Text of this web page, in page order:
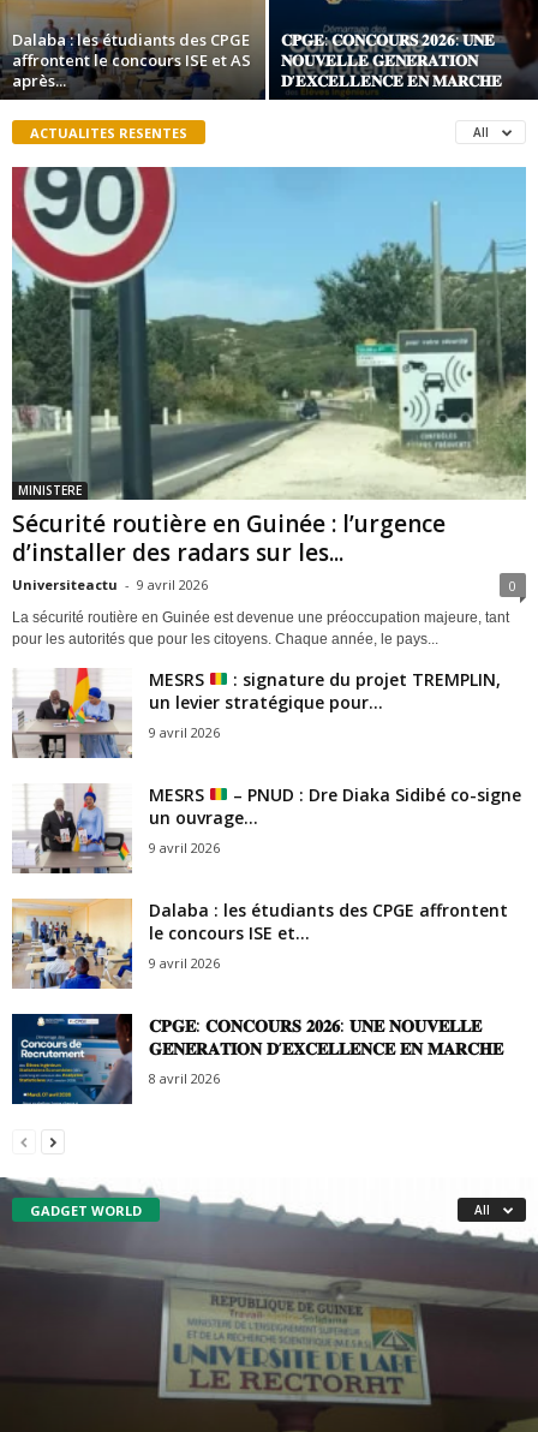
Dalaba : les étudiants des CPGE
affrontent le concours ISE et AS
après...
𝐂𝐏𝐆𝐄: 𝐂𝐎𝐍𝐂𝐎𝐔𝐑𝐒 𝟐𝟎𝟐𝟔: 𝐔𝐍𝐄
𝐍𝐎𝐔𝐕𝐄𝐋𝐋𝐄 𝐆𝐄́𝐍𝐄́𝐑𝐀𝐓𝐈𝐎𝐍
𝐃’𝐄𝐗𝐂𝐄𝐋𝐋𝐄𝐍𝐂𝐄 𝐄𝐍 𝐌𝐀𝐑𝐂𝐇𝐄
ACTUALITES RESENTES All
MINISTERE
Sécurité routière en Guinée : l’urgence
d’installer des radars sur les...
Universiteactu - 9 avril 2026 0
La sécurité routière en Guinée est devenue une préoccupation majeure, tant
pour les autorités que pour les citoyens. Chaque année, le pays...
MESRS
: signature du projet TREMPLIN,
un levier stratégique pour...
9 avril 2026
MESRS
– PNUD : Dre Diaka Sidibé co-signe
un ouvrage...
9 avril 2026
Dalaba : les étudiants des CPGE affrontent
le concours ISE et...
9 avril 2026
𝐂𝐏𝐆𝐄: 𝐂𝐎𝐍𝐂𝐎𝐔𝐑𝐒 𝟐𝟎𝟐𝟔: 𝐔𝐍𝐄 𝐍𝐎𝐔𝐕𝐄𝐋𝐋𝐄
𝐆𝐄́𝐍𝐄́𝐑𝐀𝐓𝐈𝐎𝐍 𝐃’𝐄𝐗𝐂𝐄𝐋𝐋𝐄𝐍𝐂𝐄 𝐄𝐍 𝐌𝐀𝐑𝐂𝐇𝐄
8 avril 2026
GADGET WORLD All